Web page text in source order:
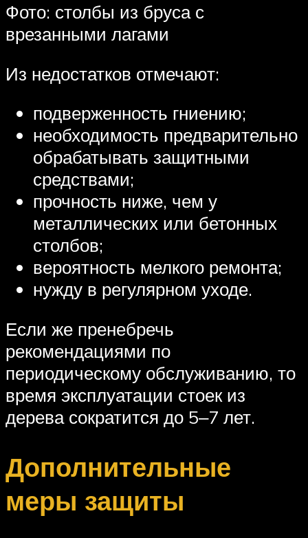
Фото: столбы из бруса с
врезанными лагами
Из недостатков отмечают:
подверженность гниению;
необходимость предварительно
обрабатывать защитными
средствами;
прочность ниже, чем у
металлических или бетонных
столбов;
вероятность мелкого ремонта;
нужду в регулярном уходе.
Если же пренебречь
рекомендациями по
периодическому обслуживанию, то
время эксплуатации стоек из
дерева сократится до 5‒7 лет.
Дополнительные
меры защиты